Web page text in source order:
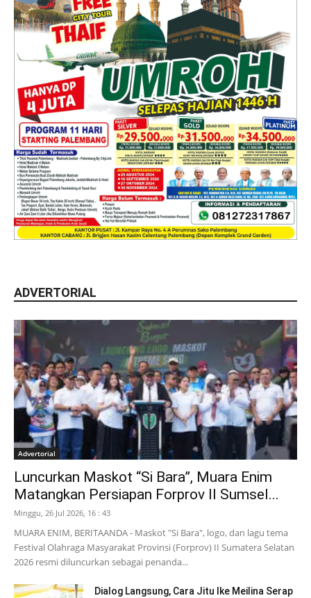
ADVERTORIAL
Advertorial
Luncurkan Maskot “Si Bara”, Muara Enim
Matangkan Persiapan Forprov II Sumsel...
Minggu, 26 Jul 2026, 16 : 43
MUARA ENIM, BERITAANDA - Maskot "Si Bara", logo, dan lagu tema
Festival Olahraga Masyarakat Provinsi (Forprov) II Sumatera Selatan
2026 resmi diluncurkan sebagai penanda...
Dialog Langsung, Cara Jitu Ike Meilina Serap